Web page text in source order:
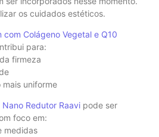
os cuidados estéticos.
com Colágeno Vegetal e Q10
para:
firmeza
mais uniforme
Redutor Raavi pode ser
foco em:
medidas